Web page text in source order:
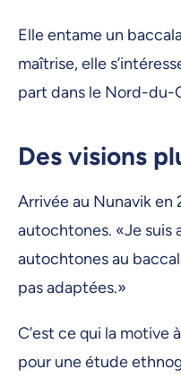
Elle entame un
maîtrise, elle
part dans le Nord-du-
Des visions
Arrivée au Nunavik
autochtones. «Je suis
autochtones au
pas adaptées.»
C’est ce qui la motive
pour une étude